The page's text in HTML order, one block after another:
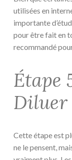
utilisées en
importante
pour être fait en
recommandé
Étape
Diluer
Cette étape est
ne le pensent,